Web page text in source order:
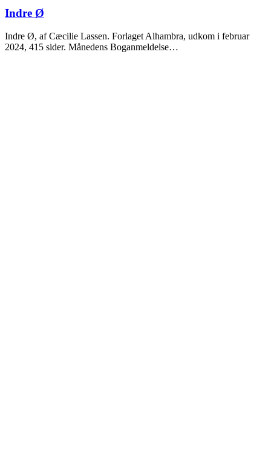
Indre Ø
Indre Ø, af Cæcilie Lassen. Forlaget Alhambra, udkom i februar
2024, 415 sider. Månedens Boganmeldelse…